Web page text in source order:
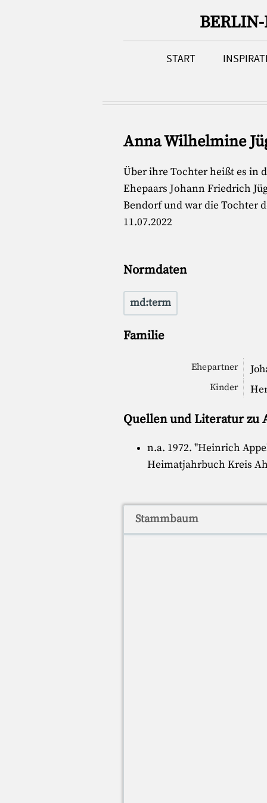
START
Anna Wilhelmine
Über ihre Tochter heißt es in
Ehepaars Johann Friedrich
Bendorf und war die Tochter
11.07.2022
Normdaten
md:term
Familie
Ehepartner
Kinder
Quellen und Literatur zu
n.a. 1972. "Heinrich
Heimatjahrbuch Kreis
Stammbaum